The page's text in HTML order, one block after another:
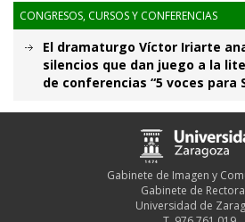
CONGRESOS, CURSOS Y CONFERENCIAS
El dramaturgo Víctor Iriarte
silencios que dan juego a la
de conferencias “5 voces para
Gabinete de Imagen y
Gabinete de
Universidad de